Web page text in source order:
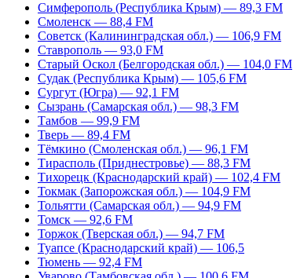
Симферополь (Республика Крым) — 89,3 FM
Смоленск — 88,4 FM
Советск (Калининградская обл.) — 106,9 FM
Ставрополь — 93,0 FM
Старый Оскол (Белгородская обл.) — 104,0 FM
Судак (Республика Крым) — 105,6 FM
Сургут (Югра) — 92,1 FM
Сызрань (Самарская обл.) — 98,3 FM
Тамбов — 99,9 FM
Тверь — 89,4 FM
Тёмкино (Смоленская обл.) — 96,1 FM
Тирасполь (Приднестровье) — 88,3 FM
Тихорецк (Краснодарский край) — 102,4 FM
Токмак (Запорожская обл.) — 104,9 FM
Тольятти (Самарская обл.) — 94,9 FM
Томск — 92,6 FM
Торжок (Тверская обл.) — 94,7 FM
Туапсе (Краснодарский край) — 106,5
Тюмень — 92,4 FM